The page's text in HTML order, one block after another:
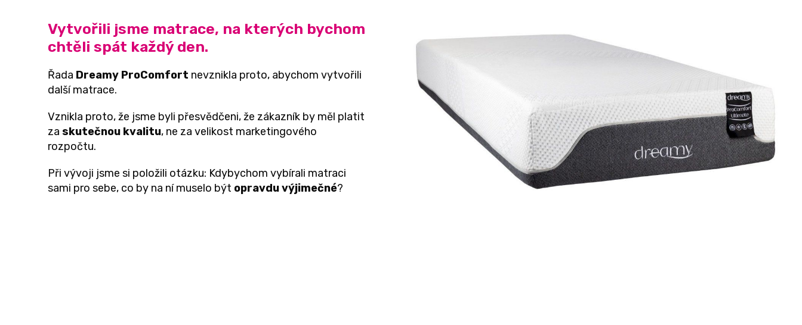
Vytvořili jsme matrace, na kterých bychom
chtěli spát každý den.
Řada Dreamy ProComfort nevznikla proto, abychom vytvořili
další matrace.
Vznikla proto, že jsme byli přesvědčeni, že zákazník by měl platit
za skutečnou kvalitu, ne za velikost marketingového
rozpočtu.
Při vývoji jsme si položili otázku: Kdybychom vybírali matraci
sami pro sebe, co by na ní muselo být opravdu výjimečné?